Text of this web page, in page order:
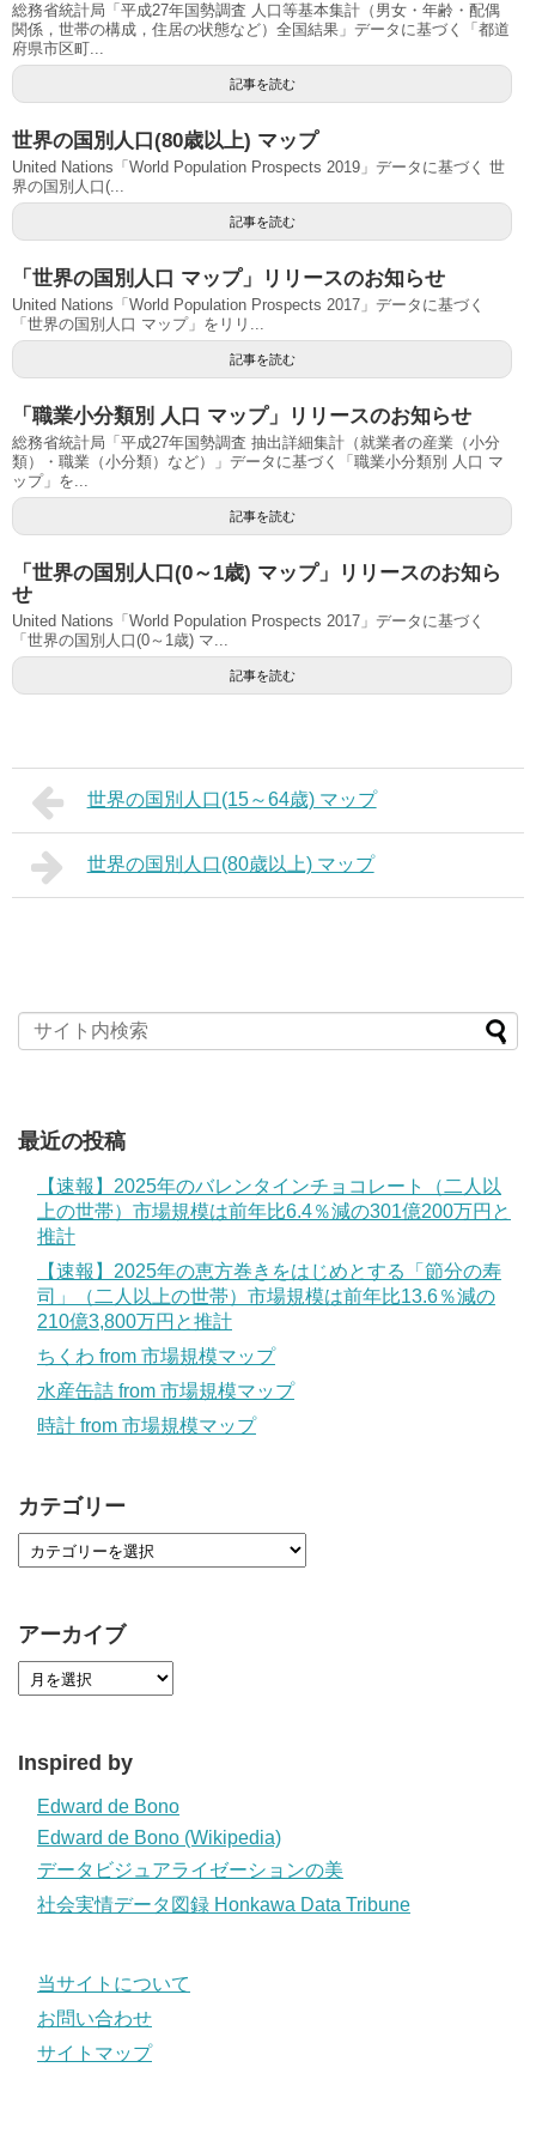
総務省統計局「平成27年国勢調査 人口等基本集計（男女・年齢・配偶
関係，世帯の構成，住居の状態など）全国結果」データに基づく「都道
府県市区町...
記事を読む
世界の国別人口(80歳以上) マップ
United Nations「World Population Prospects 2019」データに基づく 世
界の国別人口(...
記事を読む
「世界の国別人口 マップ」リリースのお知らせ
United Nations「World Population Prospects 2017」データに基づく
「世界の国別人口 マップ」をリリ...
記事を読む
「職業小分類別 人口 マップ」リリースのお知らせ
総務省統計局「平成27年国勢調査 抽出詳細集計（就業者の産業（小分
類）・職業（小分類）など）」データに基づく「職業小分類別 人口 マ
ップ」を...
記事を読む
「世界の国別人口(0～1歳) マップ」リリースのお知ら
せ
United Nations「World Population Prospects 2017」データに基づく
「世界の国別人口(0～1歳) マ...
記事を読む
世界の国別人口(15～64歳) マップ
世界の国別人口(80歳以上) マップ
最近の投稿
【速報】2025年のバレンタインチョコレート（二人以
上の世帯）市場規模は前年比6.4％減の301億200万円と
推計
【速報】2025年の恵方巻きをはじめとする「節分の寿
司」（二人以上の世帯）市場規模は前年比13.6％減の
210億3,800万円と推計
ちくわ from 市場規模マップ
水産缶詰 from 市場規模マップ
時計 from 市場規模マップ
カテゴリー
アーカイブ
Inspired by
Edward de Bono
Edward de Bono (Wikipedia)
データビジュアライゼーションの美
社会実情データ図録 Honkawa Data Tribune
当サイトについて
お問い合わせ
サイトマップ